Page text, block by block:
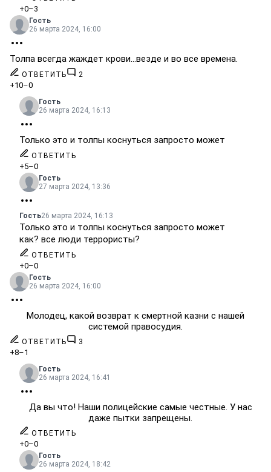
+0–3
Гость
26 марта 2024, 16:00
Толпа всегда жаждет крови...везде и во все времена.
ОТВЕТИТЬ 2
+10–0
Гость
26 марта 2024, 16:13
Только это и толпы коснуться запросто может
ОТВЕТИТЬ
+5–0
Гость
27 марта 2024, 13:36
Гость26 марта 2024, 16:13
Только это и толпы коснуться запросто может
как? все люди террористы?
ОТВЕТИТЬ
+0–0
Гость
26 марта 2024, 16:00
Молодец, какой возврат к смертной казни с нашей
системой правосудия.
ОТВЕТИТЬ 3
+8–1
Гость
26 марта 2024, 16:41
Да вы что! Наши полицейские самые честные. У нас
даже пытки запрещены.
ОТВЕТИТЬ
+0–0
Гость
26 марта 2024, 18:42